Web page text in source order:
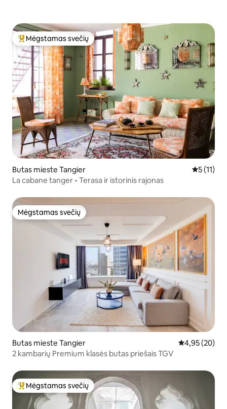
Svečių mėgstamiausias
Mėgstamas svečių
Butas mieste Tangier Vidutinis
5 (11)
La cabane tanger • Terasa ir istorinis rajonas
Mėgstamas svečių
Mėgstamas svečių
Butas mieste Tangier Vidutinis
4,95 (20)
2 kambarių Premium klasės butas priešais TGV
Svečių mėgstamiausias
Mėgstamas svečių